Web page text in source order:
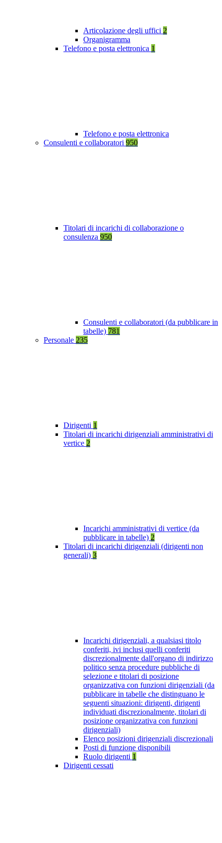
Articolazione degli uffici 2
Organigramma
Telefono e posta elettronica 1
Telefono e posta elettronica
Consulenti e collaboratori 950
Titolari di incarichi di collaborazione o
consulenza 950
Consulenti e collaboratori (da pubblicare in
tabelle) 781
Personale 235
Dirigenti 1
Titolari di incarichi dirigenziali amministrativi di
vertice 2
Incarichi amministrativi di vertice (da
pubblicare in tabelle) 2
Titolari di incarichi dirigenziali (dirigenti non
generali) 3
Incarichi dirigenziali, a qualsiasi titolo
conferiti, ivi inclusi quelli conferiti
discrezionalmente dall'organo di indirizzo
politico senza procedure pubbliche di
selezione e titolari di posizione
organizzativa con funzioni dirigenziali (da
pubblicare in tabelle che distinguano le
seguenti situazioni: dirigenti, dirigenti
individuati discrezionalmente, titolari di
posizione organizzativa con funzioni
dirigenziali)
Elenco posizioni dirigenziali discrezionali
Posti di funzione disponibili
Ruolo dirigenti 1
Dirigenti cessati